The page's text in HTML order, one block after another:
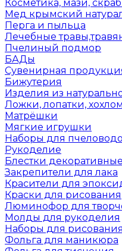
Косметика, мази,
Мед крымский
Перга и пыльца
Лечебные
Пчелиный подмор
БАДы
Сувенирная
Бижутерия
Изделия из
Ложки, лопатки,
Матрёшки
Мягкие игрушки
Наборы для
Рукоделие
Блестки декоративные
Закрепители для лака
Красители для
Краски для рисования
Люминофор для
Молды для рукоделия
Наборы для рисования
Фольга для маникюра